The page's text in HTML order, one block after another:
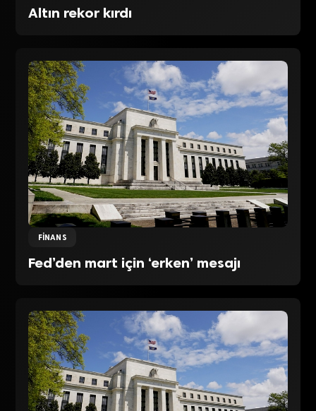
Altın rekor kırdı
FINANS
Fed’den mart için ‘erken’ mesajı